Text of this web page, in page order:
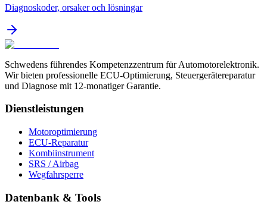
Diagnoskoder, orsaker och lösningar
Schwedens führendes Kompetenzzentrum für Automotorelektronik.
Wir bieten professionelle ECU-Optimierung, Steuergerätereparatur
und Diagnose mit 12-monatiger Garantie.
Dienstleistungen
Motoroptimierung
ECU-Reparatur
Kombiinstrument
SRS / Airbag
Wegfahrsperre
Datenbank & Tools